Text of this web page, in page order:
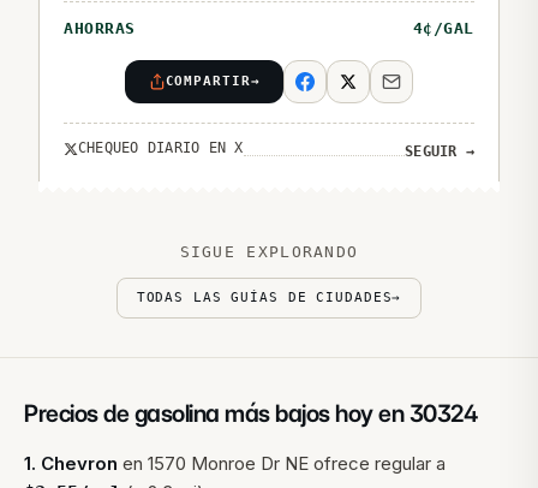
AHORRAS 4¢/GAL
COMPARTIR→
CHEQUEO DIARIO EN X SEGUIR →
SIGUE EXPLORANDO
TODAS LAS GUÍAS DE CIUDADES→
Precios de gasolina más bajos hoy en30324
1. Chevron en 1570 Monroe Dr NE ofrece regular a